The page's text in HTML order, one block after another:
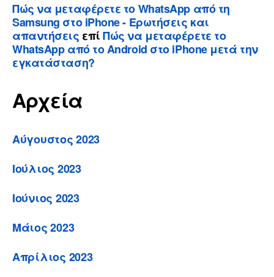
Πώς να μεταφέρετε το WhatsApp από τη
Samsung στο iPhone - Ερωτήσεις και
απαντήσεις επίΠώς να μεταφέρετε το
WhatsApp από το Android στο iPhone μετά την
εγκατάσταση?
Αρχεία
Αύγουστος 2023
Ιούλιος 2023
Ιούνιος 2023
Μάιος 2023
Απρίλιος 2023